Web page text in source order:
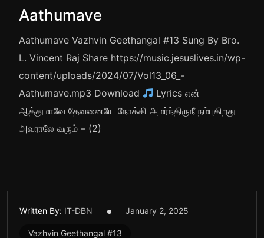
Aathumave
Aathumave Vazhvin Geethangal #13 Sung By Bro.
L. Vincent Raj Share https://music.jesuslives.in/wp-
content/uploads/2024/07/Vol13_06_-
Aathumave.mp3 Download
Lyrics என்
ஆத்துமாவே தேவனையே நோக்கி அமர்ந்திருநீ நம்புகிறது
அவராலே வரும் – (2)
Written By: IT-DBN January 2, 2025
Vazhvin Geethangal #13